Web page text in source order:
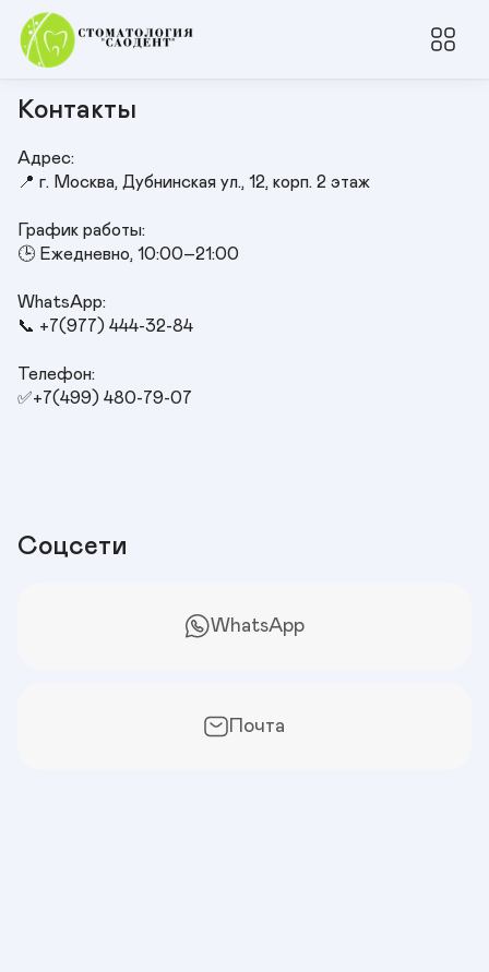
Контакты
Адрес:
📍 г. Москва, Дубнинская ул., 12, корп. 2 этаж
График работы:
🕒 Ежедневно, 10:00–21:00
WhatsApp:
📞 +7(977) 444-32-84
Телефон:
✅+7(499) 480-79-07
Соцсети
WhatsApp
Почта